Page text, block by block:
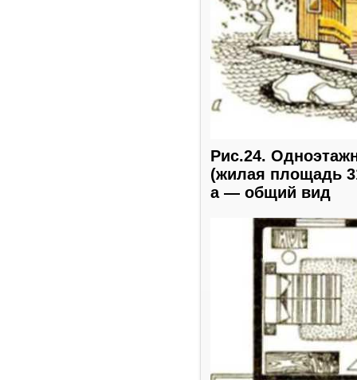
Рис.24.
(жилая площадь
а — общий вид